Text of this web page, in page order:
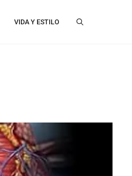
VIDA Y ESTILO